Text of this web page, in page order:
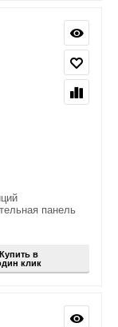
панель
Купить в
клик